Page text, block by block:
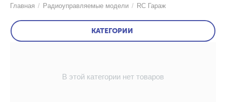
Главная / Радиоуправляемые модели / RC Гараж
КАТЕГОРИИ
В этой категории нет товаров